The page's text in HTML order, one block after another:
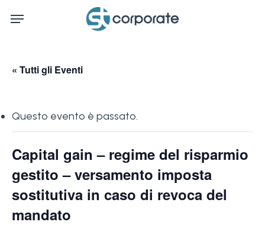
Menu
« Tutti gli Eventi
Questo evento è passato.
Capital gain – regime del risparmio
gestito – versamento imposta
sostitutiva in caso di revoca del
mandato